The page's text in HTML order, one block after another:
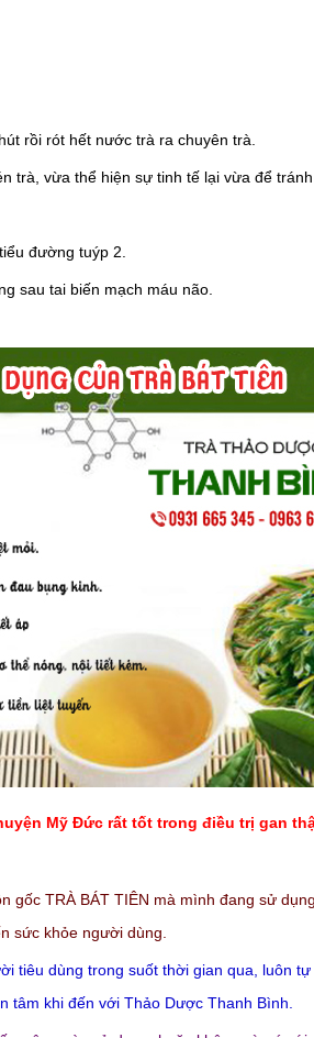
rồi rót hết nước trà ra chuyên trà.
trà, vừa thể hiện sự tinh tế lại vừa để
đường tuýp 2.
sau tai biến mạch máu não.
Mỹ Đức rất tốt trong điều trị gan
TRÀ BÁT TIÊN mà mình đang sử
sức khỏe người dùng.
tiêu dùng trong suốt thời gian qua, luôn
tâm khi đến với Thảo Dược Thanh Bình.